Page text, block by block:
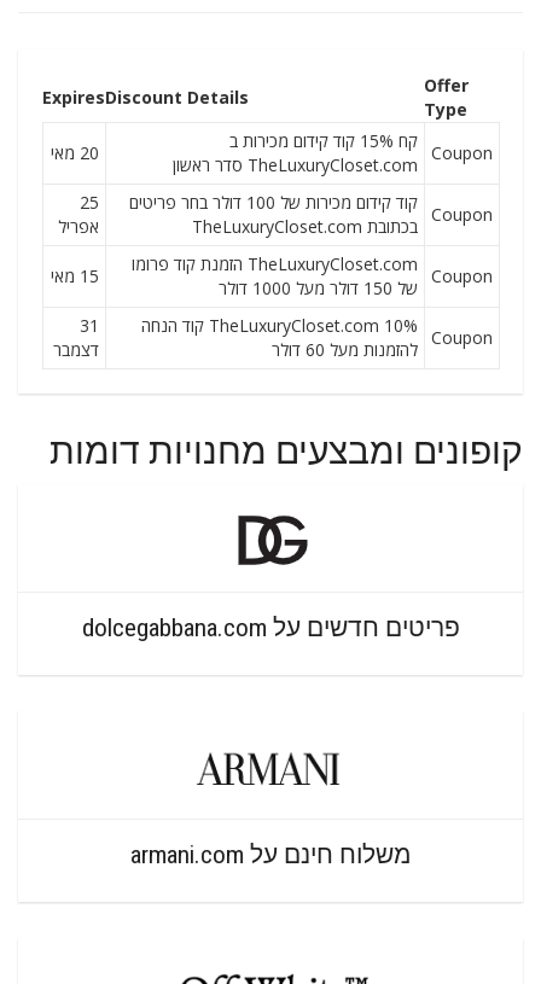
Offer
Type
Discount Details
Expires
Coupon
קח 15% קוד קידום מכירות ב
TheLuxuryCloset.com סדר ראשון
20 מאי
Coupon
קוד קידום מכירות של 100 דולר בחר פריטים
בכתובת TheLuxuryCloset.com
25
אפריל
Coupon
TheLuxuryCloset.com הזמנת קוד פרומו
של 150 דולר מעל 1000 דולר
15 מאי
Coupon
10% TheLuxuryCloset.com קוד הנחה
להזמנות מעל 60 דולר
31
דצמבר
קופונים ומבצעים מחנויות דומות
פריטים חדשים על dolcegabbana.com
משלוח חינם על armani.com